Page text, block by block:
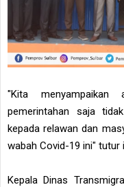
"Kita menyampaikan
pemerintahan saja
kepada relawan dan
wabah Covid-19 ini" tutur
Kepala Dinas